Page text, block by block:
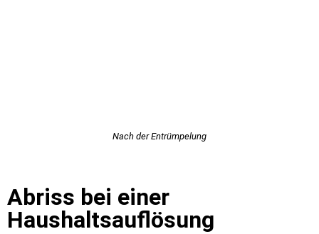
Nach der Entrümpelung
Abriss bei einer
Haushaltsauflösung